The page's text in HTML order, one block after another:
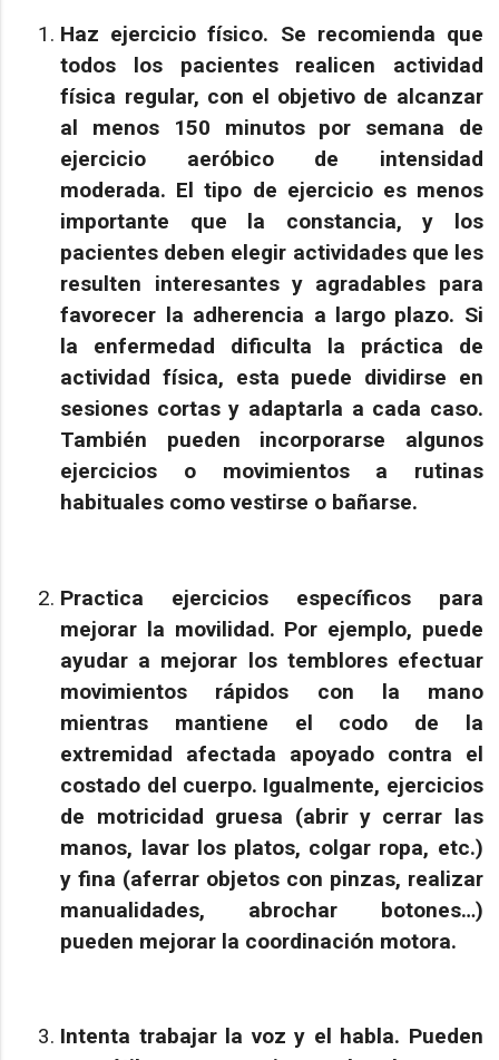
Haz ejercicio físico. Se recomienda que
todos los pacientes realicen actividad
física regular, con el objetivo de alcanzar
al menos 150 minutos por semana de
ejercicio aeróbico de intensidad
moderada. El tipo de ejercicio es menos
importante que la constancia, y los
pacientes deben elegir actividades que les
resulten interesantes y agradables para
favorecer la adherencia a largo plazo. Si
la enfermedad dificulta la práctica de
actividad física, esta puede dividirse en
sesiones cortas y adaptarla a cada caso.
También pueden incorporarse algunos
ejercicios o movimientos a rutinas
habituales como vestirse o bañarse.
Practica ejercicios específicos para
mejorar la movilidad. Por ejemplo, puede
ayudar a mejorar los temblores efectuar
movimientos rápidos con la mano
mientras mantiene el codo de la
extremidad afectada apoyado contra el
costado del cuerpo. Igualmente, ejercicios
de motricidad gruesa (abrir y cerrar las
manos, lavar los platos, colgar ropa, etc.)
y fina (aferrar objetos con pinzas, realizar
manualidades, abrochar botones…)
pueden mejorar la coordinación motora.
Intenta trabajar la voz y el habla. Pueden